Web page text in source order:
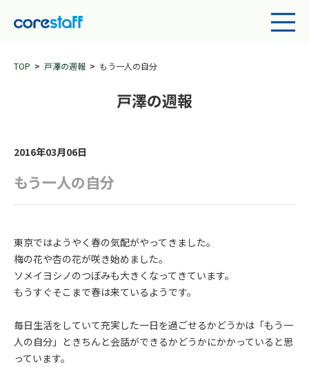
TOP 戸澤の週報 もう一人の自分
戸澤の週報
2016年03月06日
もう一人の自分
東京ではようやく春の気配がやってきました。
梅の花や杏の花が咲き始めました。
ソメイヨシノのつぼみも大きくなってきています。
もうすぐそこまで春は来ているようです。
毎日生活をしていて充実した一日を過ごせるかどうかは「もう一
人の自分」ときちんと会話ができるかどうかにかかっていると思
っています。